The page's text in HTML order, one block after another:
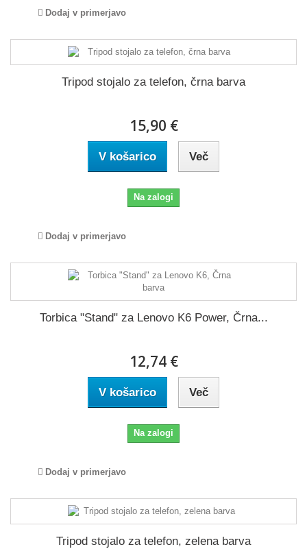
Dodaj v primerjavo
Tripod stojalo za telefon, črna barva
15,90 €
V košarico Več
Na zalogi
Dodaj v primerjavo
Torbica "Stand" za Lenovo K6 Power, Črna...
12,74 €
V košarico Več
Na zalogi
Dodaj v primerjavo
Tripod stojalo za telefon, zelena barva